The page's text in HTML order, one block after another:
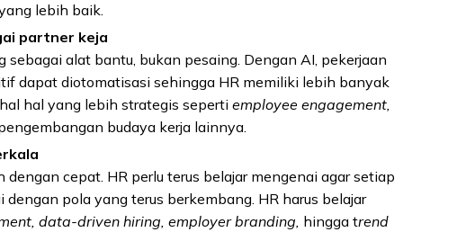
lebih baik.
partner keja
sebagai alat bantu, bukan pesaing. Dengan AI, pekerjaan
dapat diotomatisasi sehingga HR memiliki lebih banyak
hal yang lebih strategis seperti employee engagement,
budaya kerja lainnya.
dengan cepat. HR perlu terus belajar mengenai agar setiap
dengan pola yang terus berkembang. HR harus belajar
data-driven hiring, employer branding, hingga trend